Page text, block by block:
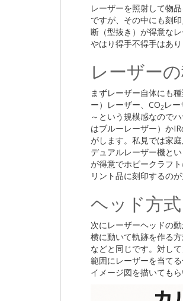
レーザーを照射して物
ですが、その中にも刻
断（型抜き）が得意な
やはり得手不得手はあり
レーザー
まずレーザー自体にも
ー）レーザー、CO2 レ
～という規模感なので
はブルーレーザー）か
がします。私見では家
デュアルレーザー機と
が得意でホビークラフ
リント品に刻印するの
ヘッド方式
次にレーザーヘッドの
横に動いて軌跡を作る
などと同じです。対し
範囲にレーザーを当て
イメージ図を描いても